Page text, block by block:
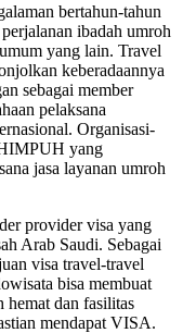
bertahun-tahun
ibadah umroh
yang lain. Travel
keberadaannya
sebagai member
pelaksana
Organisasi-
yang
jasa layanan umroh
provider visa yang
Arab Saudi. Sebagai
visa travel-travel
bisa membuat
hemat dan fasilitas
mendapat VISA.